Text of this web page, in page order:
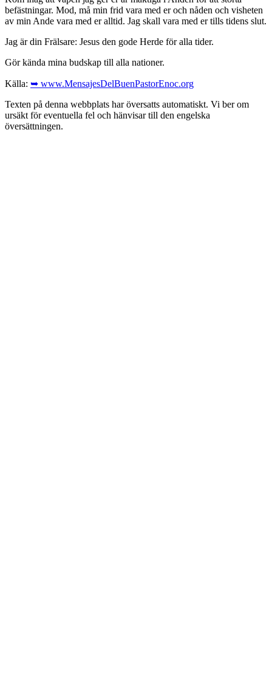
befästningar. Mod, må min frid vara med er och nåden och visheten
av min Ande vara med er alltid. Jag skall vara med er tills tidens slut.
Jag är din Frälsare: Jesus den gode Herde för alla tider.
Gör kända mina budskap till alla nationer.
Källa: ➥ www.MensajesDelBuenPastorEnoc.org
Texten på denna webbplats har översatts automatiskt. Vi ber om
ursäkt för eventuella fel och hänvisar till den engelska
översättningen.